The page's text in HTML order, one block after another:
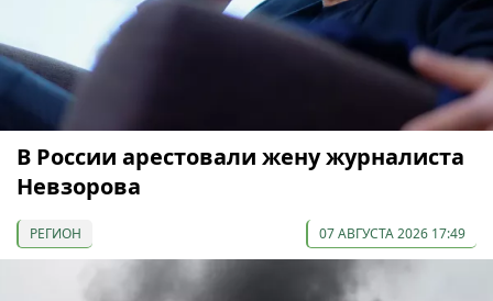
В России арестовали жену журналиста
Невзорова
РЕГИОН 07 АВГУСТА 2026 17:49